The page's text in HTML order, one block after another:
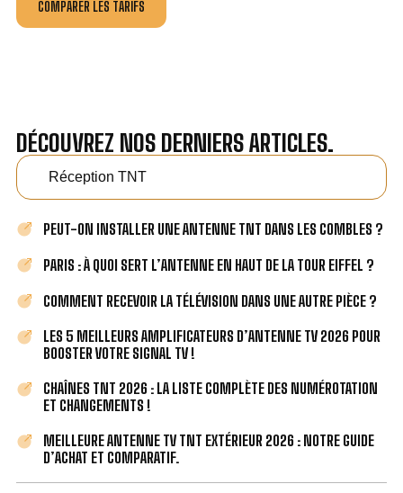
COMPARER LES TARIFS
DÉCOUVREZ NOS DERNIERS ARTICLES.
Réception TNT
PEUT-ON INSTALLER UNE ANTENNE TNT DANS LES COMBLES ?
PARIS : À QUOI SERT L’ANTENNE EN HAUT DE LA TOUR EIFFEL ?
COMMENT RECEVOIR LA TÉLÉVISION DANS UNE AUTRE PIÈCE ?
LES 5 MEILLEURS AMPLIFICATEURS D’ANTENNE TV 2026 POUR
BOOSTER VOTRE SIGNAL TV !
CHAÎNES TNT 2026 : LA LISTE COMPLÈTE DES NUMÉROTATION
ET CHANGEMENTS !
MEILLEURE ANTENNE TV TNT EXTÉRIEUR 2026 : NOTRE GUIDE
D’ACHAT ET COMPARATIF.